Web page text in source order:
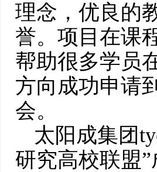
理念，优良的
誉。项目在课
帮助很多学员
方向成功申请
会。
太阳成集团
研究高校联盟